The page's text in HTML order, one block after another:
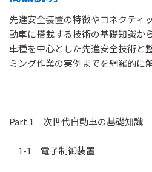
先進安全装置の特徴やコネクティ
動車に搭載する技術の基礎知識か
車種を中心とした先進安全技術と
ミング作業の実例までを網羅的に
Part.1 次世代自動車の基礎知識
1-1 電子制御装置